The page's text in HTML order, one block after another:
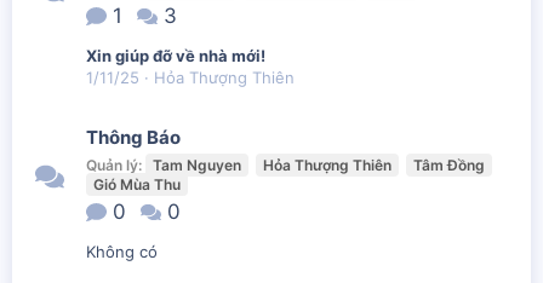
1 3
Xin giúp đỡ về nhà mới!
1/11/25
Hỏa Thượng Thiên
Thông Báo
Quản lý: Tam Nguyen Hỏa Thượng Thiên
Tâm Đồng
Gió Mùa Thu
0 0
Không có